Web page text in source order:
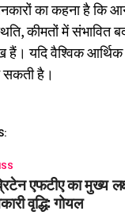
का कहना है कि
कीमतों में संभावित
हैं। यदि वैश्विक
सकती है।
एफटीए का मुख्य
वृद्धि: गोयल